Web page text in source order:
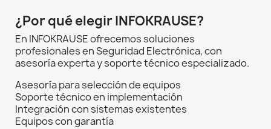
¿Por qué elegir INFOKRAUSE?
En INFOKRAUSE ofrecemos soluciones
profesionales en Seguridad Electrónica, con
asesoría experta y soporte técnico especializado.
Asesoría para selección de equipos
Soporte técnico en implementación
Integración con sistemas existentes
Equipos con garantía